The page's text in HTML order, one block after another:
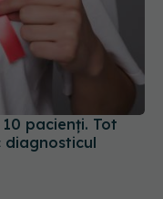
pacienți. Tot